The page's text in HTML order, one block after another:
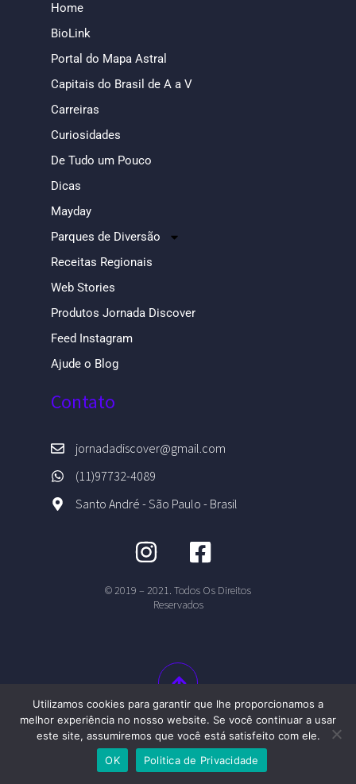
Home
BioLink
Portal do Mapa Astral
Capitais do Brasil de A a V
Carreiras
Curiosidades
De Tudo um Pouco
Dicas
Mayday
Parques de Diversão
Receitas Regionais
Web Stories
Produtos Jornada Discover
Feed Instagram
Ajude o Blog
Contato
jornadadiscover@gmail.com
(11)97732-4089
Santo André - São Paulo - Brasil
© 2019 – 2021. Todos Os Direitos
Reservados
Utilizamos cookies para garantir que lhe proporcionamos a
melhor experiência no nosso website. Se você continuar a usar
este site, assumiremos que você está satisfeito com ele.
OK
Politica de Privacidade